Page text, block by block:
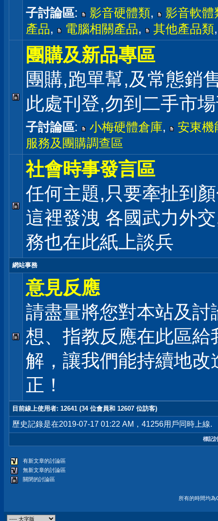
子討論區: 影音硬體類,
影音軟體
產品, 電腦相關產品, 其他產品類
團購及新品專區
團購,跑單幫,及常態銷
此處刊登,勿到二手市
子討論區: 小梅硬體倉庫,
安東機
服務及團購調查區
社會時事發言區
任何主題,只要牽扯到
這裡發洩 各國武力外
務也在此紙上談兵
網站事務
意見反應
請盡量將您對本站及討
想、指教反應在此區給
解，讓我們能持續地改
正！
目前線上使用者: 12641 (34 位會員和 12607 位訪客)
歷史記錄是在2019-07-17 01:22 AM，41256用戶同時上線.
標記
有新文章的討論區
無新文章的討論區
關閉的討論區
所有的時間均為